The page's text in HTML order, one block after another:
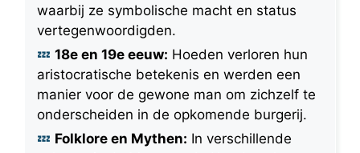
waarbij ze symbolische macht en status
vertegenwoordigden.
18e en 19e eeuw: Hoeden verloren hun
aristocratische betekenis en werden een
manier voor de gewone man om zichzelf te
onderscheiden in de opkomende burgerij.
Folklore en Mythen: In verschillende